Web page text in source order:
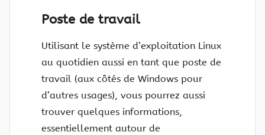
Poste de travail
Utilisant le système d’exploitation Linux
au quotidien aussi en tant que poste de
travail (aux côtés de Windows pour
d’autres usages), vous pourrez aussi
trouver quelques informations,
essentiellement autour de